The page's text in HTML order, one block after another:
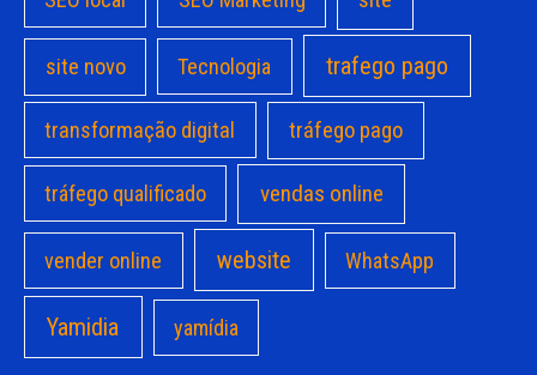
site novo Tecnologia trafego pago
transformação digital tráfego pago
tráfego qualificado vendas online
vender online website WhatsApp
Yamidia yamídia